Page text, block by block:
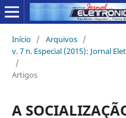
Início / Arquivos /
v. 7 n. Especial (2015): Jornal
/
Artigos
A